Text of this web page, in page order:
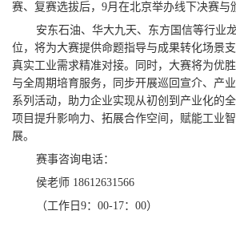
赛、复赛选拔后，9月在北京举办线下决赛与
安东石油、华大九天、东方国信等行业
位，将为大赛提供命题指导与成果转化场景
真实工业需求精准对接。同时，大赛将为优
与全周期培育服务，同步开展巡回宣介、产
系列活动，助力企业实现从初创到产业化的
项目提升影响力、拓展合作空间，赋能工业
展。
赛事咨询电话：
侯老师 18612631566
（工作日9：00-17：00）